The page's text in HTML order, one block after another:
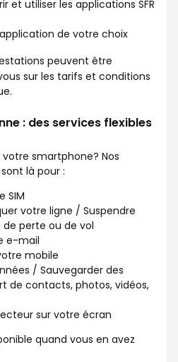
et utiliser les applications SFR
de votre choix
peuvent être
sur les tarifs et conditions
: des services flexibles
smartphone? Nos
là pour :
SIM
votre ligne / Suspendre
perte ou de vol
e-mail
mobile
/ Sauvegarder des
de contacts, photos, vidéos,
sur votre écran
quand vous en avez